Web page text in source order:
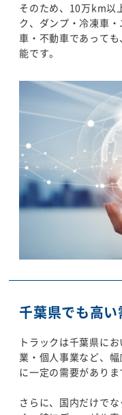
そのため、10万km以
ク、ダンプ・冷凍車
車・不動車であって
能です。
千葉県でも高
トラックは千葉県に
業・個人事業など、
に一定の需要がありま
さらに、国内だけで